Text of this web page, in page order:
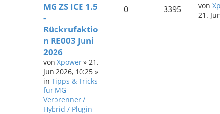
MG ZS ICE 1.5
-
Rückrufaktio
n RE003 Juni
2026
von Xpower » 21.
Jun 2026, 10:25 »
in Tipps & Tricks
für MG
Verbrenner /
Hybrid / Plugin
0 3395 von
21.